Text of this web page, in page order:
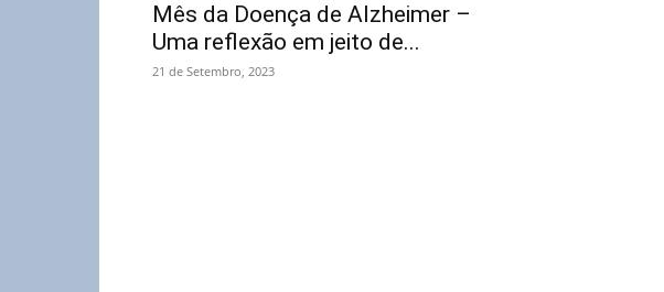
Mês da Doença de Alzheimer –
Uma reflexão em jeito de...
21 de Setembro, 2023